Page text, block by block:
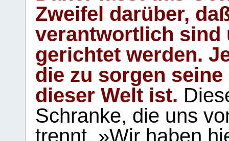
Zweifel darüber,
verantwortlich sind
gerichtet werden.
die zu sorgen
dieser Welt ist.
Schranke, die uns
trennt. »Wir haben